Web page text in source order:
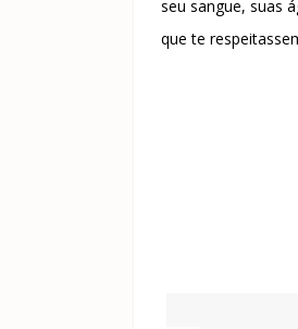
seu sangue, suas
que te